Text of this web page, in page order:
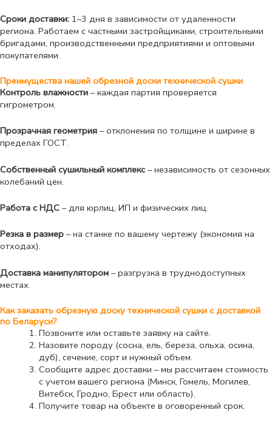
Сроки доставки: 1–3 дня в зависимости от удаленности
региона. Работаем с частными застройщиками, строительными
бригадами, производственными предприятиями и оптовыми
покупателями.
Преимущества нашей обрезной доски технической сушки
Контроль влажности – каждая партия проверяется
гигрометром.
Прозрачная геометрия – отклонения по толщине и ширине в
пределах ГОСТ.
Собственный сушильный комплекс – независимость от сезонных
колебаний цен.
Работа с НДС – для юрлиц, ИП и физических лиц.
Резка в размер – на станке по вашему чертежу (экономия на
отходах).
Доставка манипулятором – разгрузка в труднодоступных
местах.
Как заказать обрезную доску технической сушки с доставкой
по Беларуси?
Позвоните или оставьте заявку на сайте.
Назовите породу (сосна, ель, береза, ольха, осина,
дуб), сечение, сорт и нужный объем.
Сообщите адрес доставки – мы рассчитаем стоимость
с учетом вашего региона (Минск, Гомель, Могилев,
Витебск, Гродно, Брест или область).
Получите товар на объекте в оговоренный срок.